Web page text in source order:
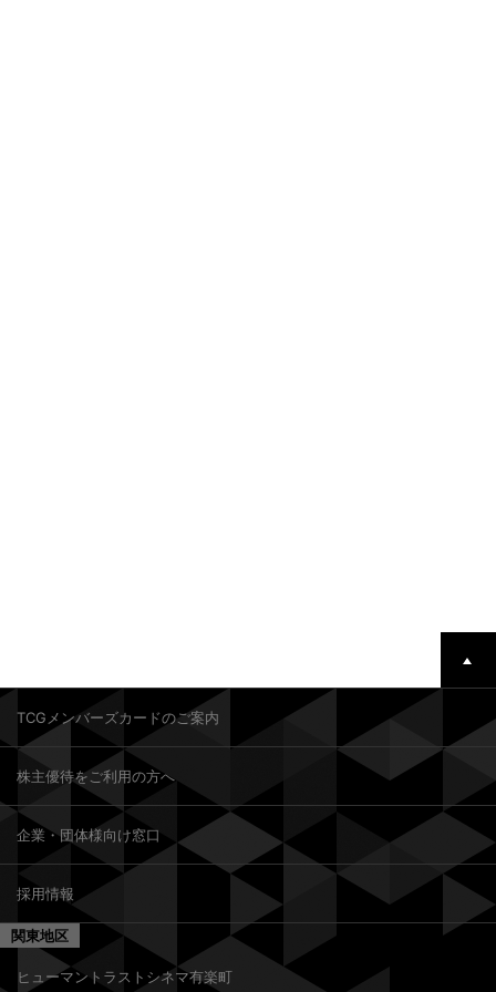
TCGメンバーズカードのご案内
株主優待をご利用の方へ
企業・団体様向け窓口
採用情報
関東地区
ヒューマントラストシネマ有楽町